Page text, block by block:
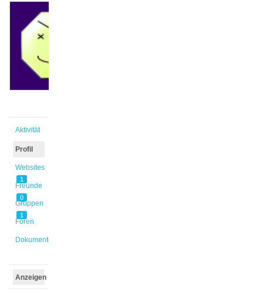
Aktivität
Profil
Websites
1
Freunde
0
Gruppen
1
Foren
Dokumente
Anzeigen